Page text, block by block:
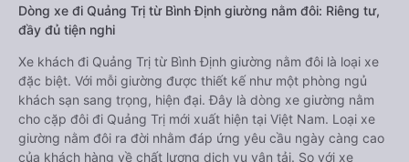
Dòng xe đi Quảng Trị từ Bình Định giường nằm đôi: Riêng tư,
đầy đủ tiện nghi
Xe khách đi Quảng Trị từ Bình Định giường nằm đôi là loại xe
đặc biệt. Với mỗi giường được thiết kế như một phòng ngủ
khách sạn sang trọng, hiện đại. Đây là dòng xe giường nằm
cho cặp đôi đi Quảng Trị mới xuất hiện tại Việt Nam. Loại xe
giường nằm đôi ra đời nhằm đáp ứng yêu cầu ngày càng cao
của khách hàng về chất lượng dịch vụ vận tải. So với xe